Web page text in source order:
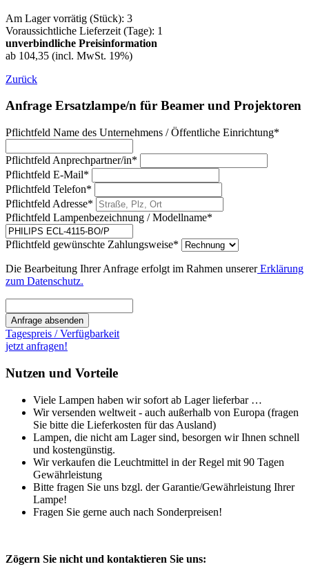
Am Lager vorrätig (Stück): 3
Voraussichtliche Lieferzeit (Tage): 1
unverbindliche Preisinformation
ab 104,35 (incl. MwSt. 19%)
Zurück
Anfrage Ersatzlampe/n für Beamer und Projektoren
Pflichtfeld Name des Unternehmens / Öffentliche Einrichtung*
Pflichtfeld Anprechpartner/in*
Pflichtfeld E-Mail*
Pflichtfeld Telefon*
Pflichtfeld Adresse*
Pflichtfeld Lampenbezeichnung / Modellname*
Pflichtfeld gewünschte Zahlungsweise*
Die Bearbeitung Ihrer Anfrage erfolgt im Rahmen unsererErklärung
zum Datenschutz.
Anfrage absenden
Tagespreis / Verfügbarkeit
jetzt anfragen!
Nutzen und Vorteile
Viele Lampen haben wir sofort ab Lager lieferbar …
Wir versenden weltweit - auch außerhalb von Europa (fragen
Sie bitte die Lieferkosten für das Ausland)
Lampen, die nicht am Lager sind, besorgen wir Ihnen schnell
und kostengünstig.
Wir verkaufen die Leuchtmittel in der Regel mit 90 Tagen
Gewährleistung
Bitte fragen Sie uns bzgl. der Garantie/Gewährleistung Ihrer
Lampe!
Fragen Sie gerne auch nach Sonderpreisen!
Zögern Sie nicht und kontaktieren Sie uns: